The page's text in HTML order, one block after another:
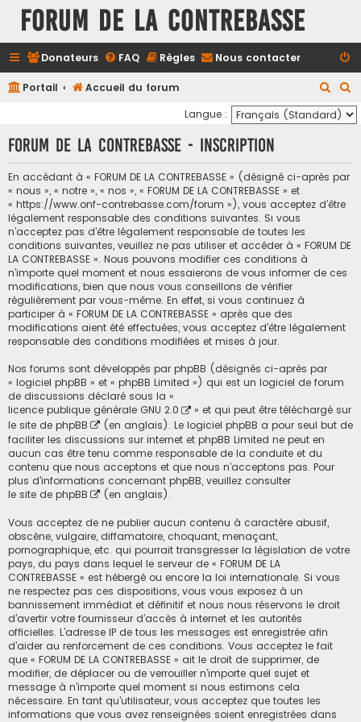
FORUM DE LA CONTREBASSE
Donateurs FAQ Règles Nous contacter
Portail Accueil du forum
e
c
e
c
c
r
Langue :
FORUM DE LA CONTREBASSE - Inscription
En accédant à « FORUM DE LA CONTREBASSE » (désigné ci-après par
« nous », « notre », « nos », « FORUM DE LA CONTREBASSE » et
« https://www.onf-contrebasse.com/forum »), vous acceptez d’être
légalement responsable des conditions suivantes. Si vous
n’acceptez pas d’être légalement responsable de toutes les
conditions suivantes, veuillez ne pas utiliser et accéder à « FORUM DE
LA CONTREBASSE ». Nous pouvons modifier ces conditions à
n’importe quel moment et nous essaierons de vous informer de ces
modifications, bien que nous vous conseillons de vérifier
régulièrement par vous-même. En effet, si vous continuez à
participer à « FORUM DE LA CONTREBASSE » après que des
modifications aient été effectuées, vous acceptez d’être légalement
responsable des conditions modifiées et mises à jour.
Nos forums sont développés par phpBB (désignés ci-après par
« logiciel phpBB » et « phpBB Limited ») qui est un logiciel de forum
de discussions déclaré sous la «
licence publique générale GNU 2.0
» et qui peut être téléchargé sur
le site de phpBB
(en anglais). Le logiciel phpBB a pour seul but de
faciliter les discussions sur internet et phpBB Limited ne peut en
aucun cas être tenu comme responsable de la conduite et du
contenu que nous acceptons et que nous n’acceptons pas. Pour
plus d’informations concernant phpBB, veuillez consulter
le site de phpBB
(en anglais).
Vous acceptez de ne publier aucun contenu à caractère abusif,
obscène, vulgaire, diffamatoire, choquant, menaçant,
pornographique, etc. qui pourrait transgresser la législation de votre
pays, du pays dans lequel le serveur de « FORUM DE LA
CONTREBASSE » est hébergé ou encore la loi internationale. Si vous
ne respectez pas ces dispositions, vous vous exposez à un
bannissement immédiat et définitif et nous nous réservons le droit
d’avertir votre fournisseur d’accès à internet et les autorités
officielles. L’adresse IP de tous les messages est enregistrée afin
d’aider au renforcement de ces conditions. Vous acceptez le fait
que « FORUM DE LA CONTREBASSE » ait le droit de supprimer, de
modifier, de déplacer ou de verrouiller n’importe quel sujet et
message à n’importe quel moment si nous estimons cela
nécessaire. En tant qu’utilisateur, vous acceptez que toutes les
informations que vous avez renseignées soient enregistrées dans